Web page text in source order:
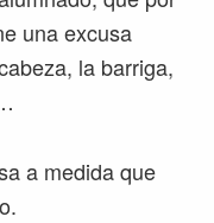
una excusa
la barriga,
a medida que